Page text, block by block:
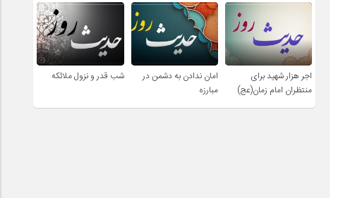
اجر هزار شهید برای
منتظران امام زمان(عج)
امان ندادن به دشمن در
مبارزه
شب قدر و نزول ملائکه